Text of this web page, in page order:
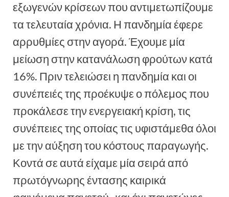
εξωγενών κρίσεων που αντιμετωπίζουμε
τα τελευταία χρόνια. Η πανδημία έφερε
αρρυθμίες στην αγορά. Έχουμε μία
μείωση στην κατανάλωση φρούτων κατά
16%. Πριν τελειώσει η πανδημία και οι
συνέπειές της προέκυψε ο πόλεμος που
προκάλεσε την ενεργειακή κρίση, τις
συνέπειες της οποίας τις υφιστάμεθα όλοι
με την αύξηση του κόστους παραγωγής.
Κοντά σε αυτά είχαμε μία σειρά από
πρωτόγνωρης έντασης καιρικά